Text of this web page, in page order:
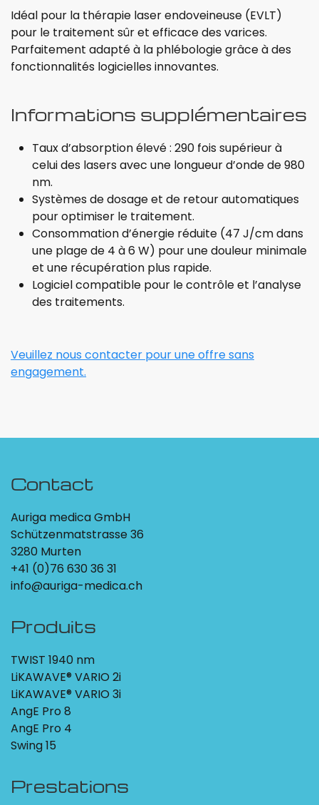
Idéal pour la thérapie laser endoveineuse (EVLT)
pour le traitement sûr et efficace des varices.
Parfaitement adapté à la phlébologie grâce à des
fonctionnalités logicielles innovantes.
Informations supplémentaires
Taux d’absorption élevé : 290 fois supérieur à
celui des lasers avec une longueur d’onde de 980
nm.
Systèmes de dosage et de retour automatiques
pour optimiser le traitement.
Consommation d’énergie réduite (47 J/cm dans
une plage de 4 à 6 W) pour une douleur minimale
et une récupération plus rapide.
Logiciel compatible pour le contrôle et l’analyse
des traitements.
Veuillez nous contacter pour une offre sans
engagement.
Contact
Auriga medica GmbH
Schützenmatstrasse 36
3280 Murten
+41 (0)76 630 36 31
info@auriga-medica.ch
Produits
TWIST 1940 nm
LiKAWAVE® VARIO 2i
LiKAWAVE® VARIO 3i
AngE Pro 8
AngE Pro 4
Swing 15
Prestations